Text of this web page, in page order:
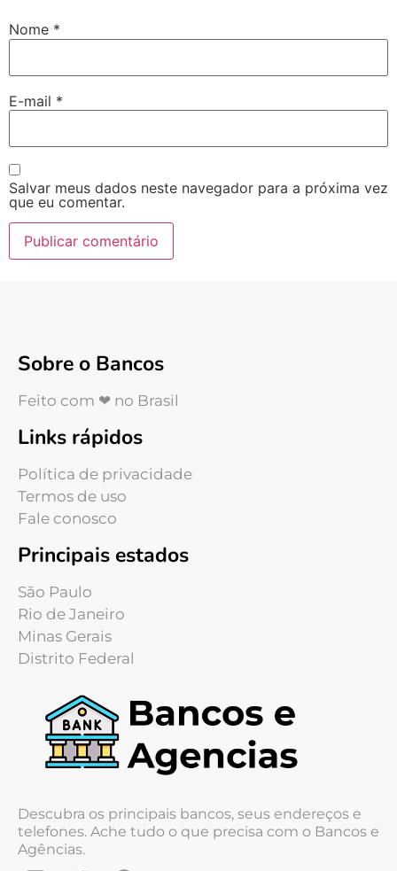
Nome *
E-mail *
Salvar meus dados neste navegador para a próxima vez
que eu comentar.
Sobre o Bancos
Feito com ❤ no Brasil
Links rápidos
Política de privacidade
Termos de uso
Fale conosco
Principais estados
São Paulo
Rio de Janeiro
Minas Gerais
Distrito Federal
Descubra os principais bancos, seus endereços e
telefones. Ache tudo o que precisa com o Bancos e
Agências.